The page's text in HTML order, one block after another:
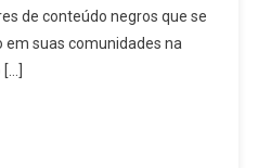
de conteúdo negros que se
suas comunidades na